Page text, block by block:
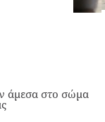
άμεσα στο σώμα